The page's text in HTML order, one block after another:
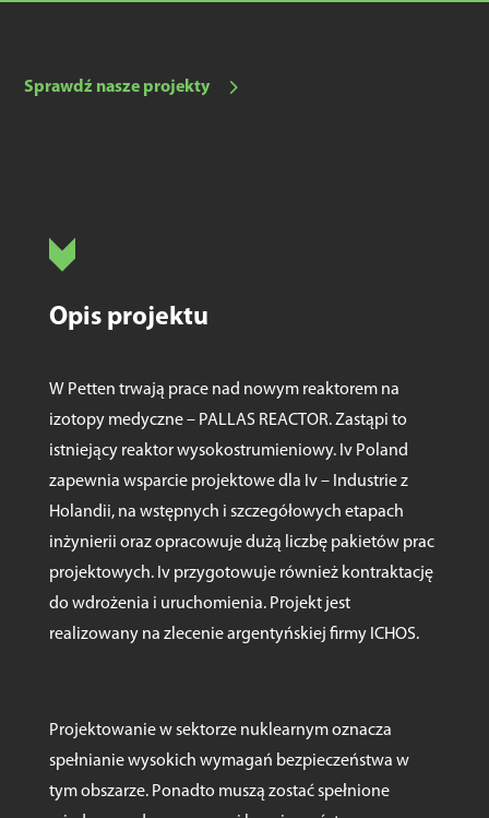
Sprawdź nasze projekty
Opis projektu
W Petten trwają prace nad nowym reaktorem na
izotopy medyczne – PALLAS REACTOR. Zastąpi to
istniejący reaktor wysokostrumieniowy. Iv Poland
zapewnia wsparcie projektowe dla Iv – Industrie z
Holandii, na wstępnych i szczegółowych etapach
inżynierii oraz opracowuje dużą liczbę pakietów prac
projektowych. Iv przygotowuje również kontraktację
do wdrożenia i uruchomienia. Projekt jest
realizowany na zlecenie argentyńskiej firmy ICHOS.
Projektowanie w sektorze nuklearnym oznacza
spełnianie wysokich wymagań bezpieczeństwa w
tym obszarze. Ponadto muszą zostać spełnione